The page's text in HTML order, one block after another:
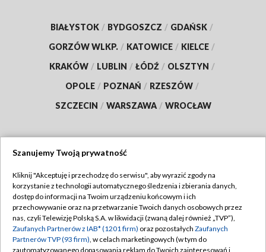
BIAŁYSTOK / BYDGOSZCZ / GDAŃSK /
GORZÓW WLKP. / KATOWICE / KIELCE /
KRAKÓW / LUBLIN / ŁÓDŹ / OLSZTYN /
OPOLE / POZNAŃ / RZESZÓW /
SZCZECIN / WARSZAWA / WROCŁAW
TVP
Abonament TVP
Emisja w TVP
Centrum informacji TVP
Regulamin TVP
Polityka prywatności
Moje zgody
Szanujemy Twoją prywatność
Kliknij "Akceptuję i przechodzę do serwisu", aby wyrazić zgody na
korzystanie z technologii automatycznego śledzenia i zbierania danych,
dostęp do informacji na Twoim urządzeniu końcowym i ich
przechowywanie oraz na przetwarzanie Twoich danych osobowych przez
nas, czyli Telewizję Polską S.A. w likwidacji (zwaną dalej również „TVP”),
Zaufanych Partnerów z IAB* (1201 firm) oraz pozostałych Zaufanych
Partnerów TVP (93 firm), w celach marketingowych (w tym do
zautomatyzowanego dopasowania reklam do Twoich zainteresowań i